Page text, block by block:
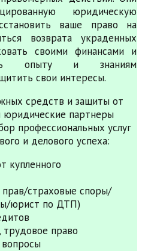
юридическую
ваше право на
возврата украденных
своими финансами и
опыту и знаниям
свои интересы.
средств и защиты от
юридические партнеры
профессиональных услуг
и делового успеха:
купленного
страховые споры/
юрист по ДТП)
право